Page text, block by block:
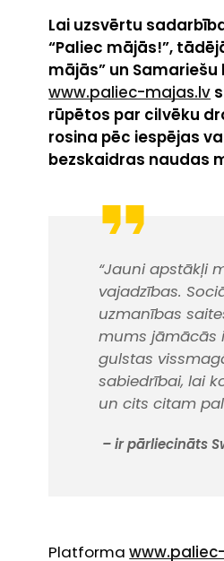
Lai uzsvērtu
“Paliec mājās!”,
mājās” un
www.paliec-majas.lv
rūpētos par cilvēku
rosina pēc iespējas
bezskaidras naudas
“Jauni apstākļi
vajadzības.
uzmanības
mums jāmācās
gulstas
sabiedrībai, lai
un cits citam
– ir pārliecināts
Platforma